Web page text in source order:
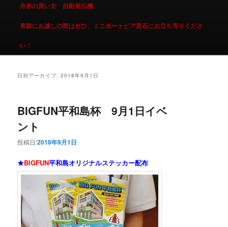
舟券の買い方 自動発払機
青森にお越しの際はぜひ、ミニボートピア黒石にお立ち寄りくださ
い！
日別アーカイブ:2018年9月1日
BIGFUN平和島杯 9月1日イベ
ント
投稿日:2018年9月1日
★BIGFUN平和島オリジナルステッカー配布